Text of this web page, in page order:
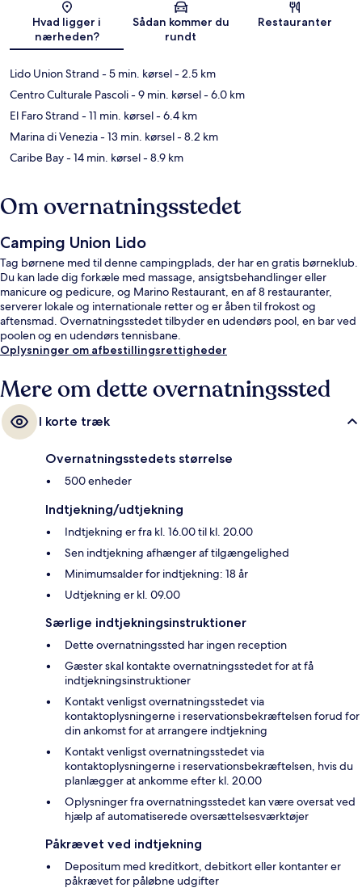
Kort
Hvad ligger i
nærheden?
Sådan kommer du
rundt
Restauranter
Lido Union Strand - 5 min. kørsel- 2.5 km
Centro Culturale Pascoli- 9 min. kørsel- 6.0 km
El Faro Strand - 11 min. kørsel- 6.4 km
Marina di Venezia- 13 min. kørsel- 8.2 km
Caribe Bay- 14 min. kørsel- 8.9 km
Om overnatningsstedet
Camping Union Lido
Tag børnene med til denne campingplads, der har en gratis børneklub.
Du kan lade dig forkæle med massage, ansigtsbehandlinger eller
manicure og pedicure, og Marino Restaurant, en af 8 restauranter,
serverer lokale og internationale retter og er åben til frokost og
aftensmad. Overnatningsstedet tilbyder en udendørs pool, en bar ved
poolen og en udendørs tennisbane.
Oplysninger om afbestillingsrettigheder
Mere om dette overnatningssted
I korte træk
Overnatningsstedets størrelse
500 enheder
Indtjekning/udtjekning
Indtjekning er fra kl. 16.00 til kl. 20.00
Sen indtjekning afhænger af tilgængelighed
Minimumsalder for indtjekning: 18 år
Udtjekning er kl. 09.00
Særlige indtjekningsinstruktioner
Dette overnatningssted har ingen reception
Gæster skal kontakte overnatningsstedet for at få
indtjekningsinstruktioner
Kontakt venligst overnatningsstedet via
kontaktoplysningerne i reservationsbekræftelsen forud for
din ankomst for at arrangere indtjekning
Kontakt venligst overnatningsstedet via
kontaktoplysningerne i reservationsbekræftelsen, hvis du
planlægger at ankomme efter kl. 20.00
Oplysninger fra overnatningsstedet kan være oversat ved
hjælp af automatiserede oversættelsesværktøjer
Påkrævet ved indtjekning
Depositum med kreditkort, debitkort eller kontanter er
påkrævet for påløbne udgifter